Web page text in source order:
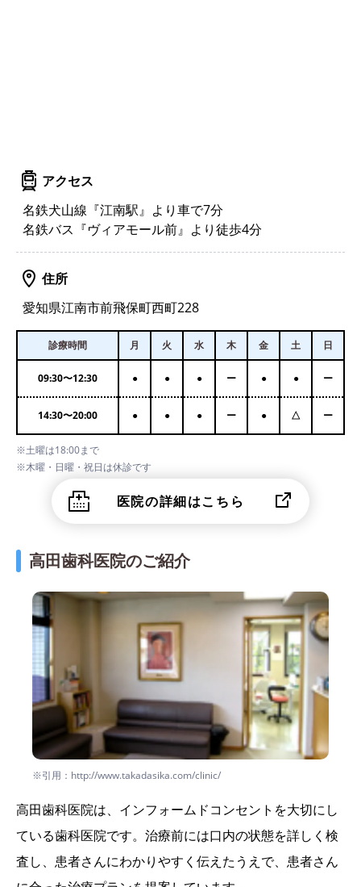
アクセス
名鉄犬山線『江南駅』より車で7分
名鉄バス『ヴィアモール前』より徒歩4分
住所
愛知県江南市前飛保町西町228
診療時間 月 火 水 木 金 土 日
09:30〜12:30 ● ● ● ー ● ● ー
14:30〜20:00 ● ● ● ー ● △ ー
※土曜は18:00まで
※木曜・日曜・祝日は休診です
医院の詳細はこちら
高田歯科医院のご紹介
※引用：http://www.takadasika.com/clinic/
高田歯科医院は、インフォームドコンセントを大切にし
ている歯科医院です。治療前には口内の状態を詳しく検
査し、患者さんにわかりやすく伝えたうえで、患者さん